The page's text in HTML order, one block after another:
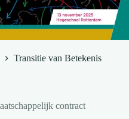
Transitie van Betekenis
contract